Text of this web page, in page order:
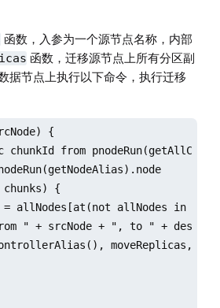
函数，入参为一个源节点名称，内部
函数，迁移源节点上所有分区副
据节点上执行以下命令，执行迁移
{
chunkId from
chunks) {
allNodes[at(not allNodes in
" + srcNode + ", to " +
moveReplicas,